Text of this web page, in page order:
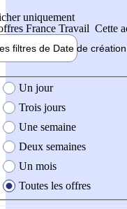
uniquement
France Travail Cette
filtres de Date de création
création de l'offre
Un jour
Trois jours
Une semaine
Deux semaines
Un mois
Toutes les offres